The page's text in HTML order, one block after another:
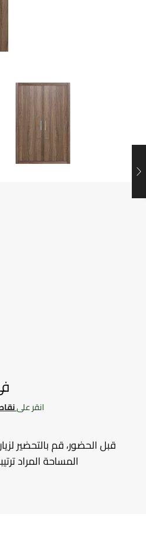
انقر على
قبل الحضور، قم بالتحضير
المساحة المراد